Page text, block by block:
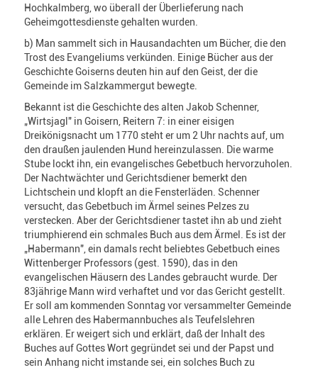
Hochkalmberg, wo überall der Überlieferung nach
Geheimgottesdienste gehalten wurden.
b) Man sammelt sich in Hausandachten um Bücher, die den
Trost des Evangeliums verkünden. Einige Bücher aus der
Geschichte Goiserns deuten hin auf den Geist, der die
Gemeinde im Salzkammergut bewegte.
Bekannt ist die Geschichte des alten Jakob Schenner,
„Wirtsjagl" in Goisern, Reitern 7: in einer eisigen
Dreikönigsnacht um 1770 steht er um 2 Uhr nachts auf, um
den draußen jaulenden Hund hereinzulassen. Die warme
Stube lockt ihn, ein evangelisches Gebetbuch hervorzuholen.
Der Nachtwächter und Gerichtsdiener bemerkt den
Lichtschein und klopft an die Fensterläden. Schenner
versucht, das Gebetbuch im Ärmel seines Pelzes zu
verstecken. Aber der Gerichtsdiener tastet ihn ab und zieht
triumphierend ein schmales Buch aus dem Ärmel. Es ist der
„Habermann", ein damals recht beliebtes Gebetbuch eines
Wittenberger Professors (gest. 1590), das in den
evangelischen Häusern des Landes gebraucht wurde. Der
83jährige Mann wird verhaftet und vor das Gericht gestellt.
Er soll am kommenden Sonntag vor versammelter Gemeinde
alle Lehren des Habermannbuches als Teufelslehren
erklären. Er weigert sich und erklärt, daß der Inhalt des
Buches auf Gottes Wort gegründet sei und der Papst und
sein Anhang nicht imstande sei, ein solches Buch zu